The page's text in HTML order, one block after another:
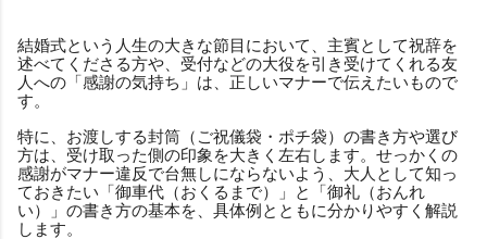
結婚式という人生の大きな節目において、主賓として祝辞を
述べてくださる方や、受付などの大役を引き受けてくれる友
人への「感謝の気持ち」は、正しいマナーで伝えたいもので
す。
特に、お渡しする封筒（ご祝儀袋・ポチ袋）の書き方や選び
方は、受け取った側の印象を大きく左右します。せっかくの
感謝がマナー違反で台無しにならないよう、大人として知っ
ておきたい「御車代（おくるまで）」と「御礼（おんれ
い）」の書き方の基本を、具体例とともに分かりやすく解説
します。